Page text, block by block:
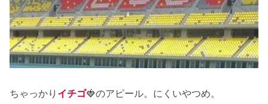
ちゃっかり イチゴ🍓のアピール。にくいやつめ。